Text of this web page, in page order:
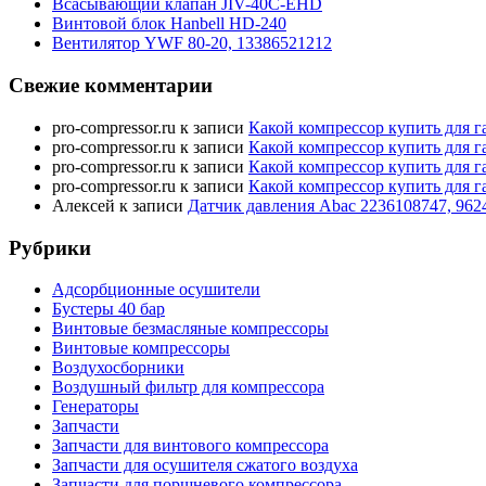
Всасывающий клапан JIV-40C-EHD
Винтовой блок Hanbell HD-240
Вентилятор YWF 80-20, 13386521212
Свежие комментарии
pro-compressor.ru к записи Какой компрессор купить для
pro-compressor.ru к записи Какой компрессор купить для
pro-compressor.ru к записи Какой компрессор купить для
pro-compressor.ru к записи Какой компрессор купить для
Алексей к записи Датчик давления Abac 2236108747,
Рубрики
Адсорбционные осушители
Бустеры 40 бар
Винтовые безмасляные компрессоры
Винтовые компрессоры
Воздухосборники
Воздушный фильтр для компрессора
Генераторы
Запчасти
Запчасти для винтового компрессора
Запчасти для осушителя сжатого воздуха